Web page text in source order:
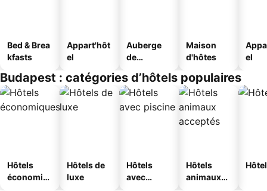
Bed & Brea
kfasts
Appart'hôt
el
Auberge
de
Maison
d'hôtes
el
Budapest : catégories d’hôtels populaires
Hôtels
économiq
Hôtels de
luxe
Hôtels
avec
Hôtels
animaux